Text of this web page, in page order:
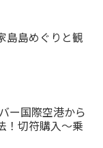
島島めぐりと観
ー国際空港から
！切符購入〜乗